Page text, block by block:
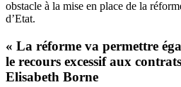
obstacle à la mise en place de la
d’Etat.
« La réforme va permettre
le recours excessif aux
Elisabeth Borne